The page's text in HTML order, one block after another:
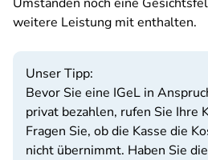
weitere Leistung mit enthalten.
Unser Tipp:
Bevor Sie eine IGeL in
privat bezahlen, rufen Sie Ihre
Fragen Sie, ob die Kasse die
nicht übernimmt. Haben Sie